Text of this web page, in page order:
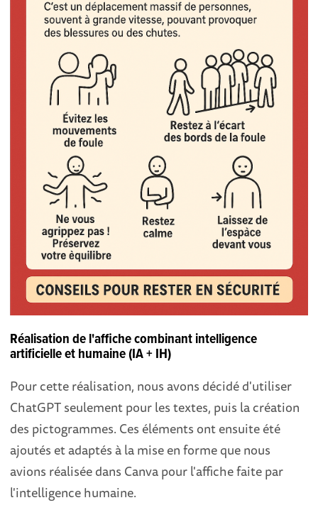
Réalisation de l'affiche combinant intelligence
artificielle et humaine (IA + IH)
Pour cette réalisation, nous avons décidé d'utiliser
ChatGPT seulement pour les textes, puis la création
des pictogrammes. Ces éléments ont ensuite été
ajoutés et adaptés à la mise en forme que nous
avions réalisée dans Canva pour l'affiche faite par
l'intelligence humaine.